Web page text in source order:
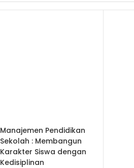
Manajemen Pendidikan
Sekolah : Membangun
Karakter Siswa dengan
Kedisiplinan